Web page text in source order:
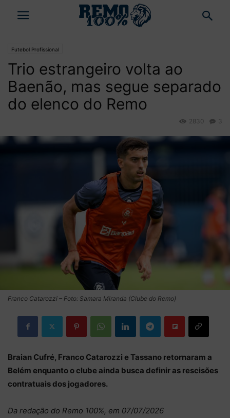
Futebol Profissional
Trio estrangeiro volta ao
Baenão, mas segue separado
do elenco do Remo
3
2830
Franco Catarozzi – Foto: Samara Miranda (Clube do Remo)
Braian Cufré, Franco Catarozzi e Tassano retornaram a
Belém enquanto o clube ainda busca definir as rescisões
contratuais dos jogadores.
Da redação do Remo 100%, em 07/07/2026